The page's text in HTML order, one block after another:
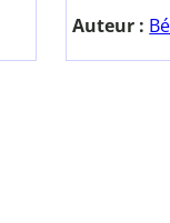
Auteur :